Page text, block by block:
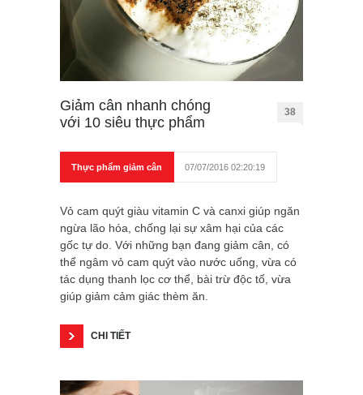
Giảm cân nhanh chóng
với 10 siêu thực phẩm
38
Thực phẩm giảm cân 07/07/2016 02:20:19
Vỏ cam quýt giàu vitamin C và canxi giúp ngăn
ngừa lão hóa, chống lại sự xâm hại của các
gốc tự do. Với những bạn đang giảm cân, có
thể ngâm vỏ cam quýt vào nước uống, vừa có
tác dụng thanh lọc cơ thể, bài trừ độc tố, vừa
giúp giảm cảm giác thèm ăn.
CHI TIẾT